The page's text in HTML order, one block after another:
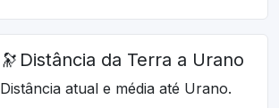
🔭 Distância da Terra a Urano
Distância atual e média até Urano.